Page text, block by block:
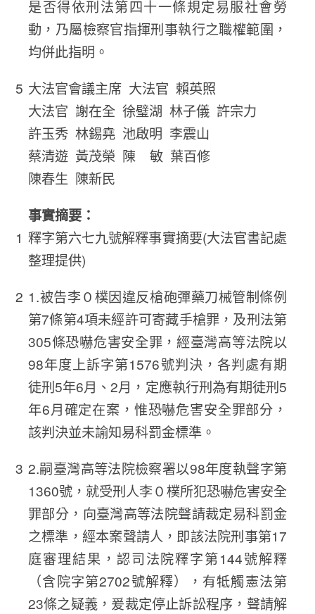
是否得依刑法第四十一條規定易服社會勞
動，乃屬檢察官指揮刑事執行之職權範圍，
均併此指明。
大法官會議主席 大法官 賴英照
大法官 謝在全 徐璧湖 林子儀 許宗力
許玉秀 林錫堯 池啟明 李震山
蔡清遊 黃茂榮 陳 敏 葉百修
陳春生 陳新民
事實摘要：
釋字第六七九號解釋事實摘要(大法官書記處
整理提供)
1.被告李０樸因違反槍砲彈藥刀械管制條例
第7條第4項未經許可寄藏手槍罪，及刑法第
305條恐嚇危害安全罪，經臺灣高等法院以
98年度上訴字第1576號判決，各判處有期
徒刑5年6月、2月，定應執行刑為有期徒刑5
年6月確定在案，惟恐嚇危害安全罪部分，
該判決並未諭知易科罰金標準。
2.嗣臺灣高等法院檢察署以98年度執聲字第
1360號，就受刑人李０樸所犯恐嚇危害安全
罪部分，向臺灣高等法院聲請裁定易科罰金
之標準，經本案聲請人，即該法院刑事第17
庭審理結果，認司法院釋字第144號解釋
（含院字第2702號解釋），有牴觸憲法第
23條之疑義，爰裁定停止訴訟程序，聲請解